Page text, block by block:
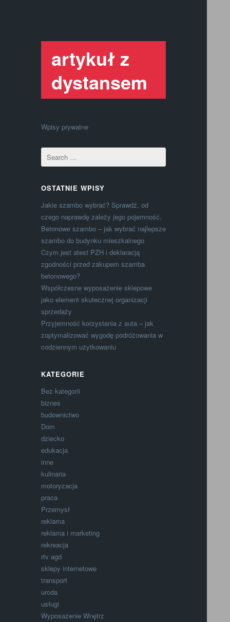
artykuł z
dystansem
Wpisy prywatne
OSTATNIE WPISY
Jakie szambo wybrać? Sprawdź, od
czego naprawdę zależy jego pojemność.
Betonowe szambo – jak wybrać najlepsze
szambo do budynku mieszkalnego
Czym jest atest PZH i deklaracją
zgodności przed zakupem szamba
betonowego?
Współczesne wyposażenie sklepowe
jako element skutecznej organizacji
sprzedaży
Przyjemność korzystania z auta – jak
zoptymalizować wygodę podróżowania w
codziennym użytkowaniu
KATEGORIE
Bez kategorii
biznes
budownictwo
Dom
dziecko
edukacja
inne
kulinaria
motoryzacja
praca
Przemysł
reklama
reklama i marketing
rekreacja
rtv agd
sklepy internetowe
transport
uroda
usługi
Wyposażenie Wnętrz